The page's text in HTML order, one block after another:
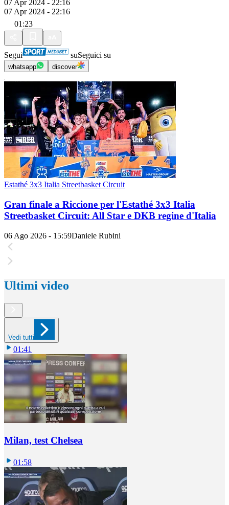
07 Apr 2024 - 22:16
07 Apr 2024 - 22:16
01:23
Segui suSeguici su
whatsapp discover
Estathé 3x3 Italia Streetbasket Circuit
Gran finale a Riccione per l'Estathé 3x3 Italia
Streetbasket Circuit: All Star e DKB regine d'Italia
06 Ago 2026 - 15:59Daniele Rubini
Ultimi video
Vedi tutti
01:41
Milan, test Chelsea
01:58